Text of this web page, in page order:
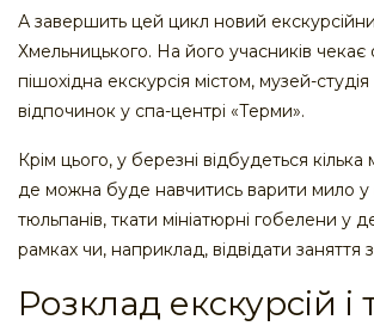
А завершить цей цикл новий
Хмельницького. На його учасників чекає
пішохідна екскурсія містом, музей-
відпочинок у спа-центрі «Терми».
Крім цього, у березні відбудеться кілька
де можна буде навчитись варити мило у
тюльпанів, ткати мініатюрні гобелени у
рамках чи, наприклад, відвідати заняття
Розклад екскурсій і